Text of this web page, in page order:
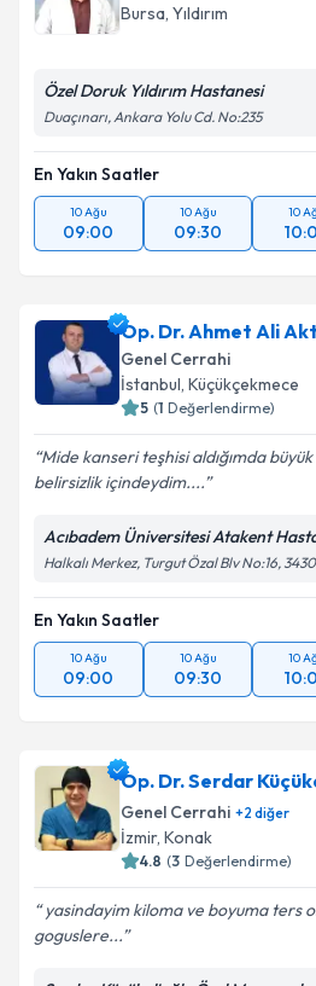
Bursa, Yıldırım
Özel Doruk Yıldırım Hastanesi
Duaçınarı, Ankara Yolu Cd. No:235
En Yakın Saatler
10 Ağu
09:00
10 Ağu
09:30
10
Op. Dr. Ahmet Ali
Genel Cerrahi
İstanbul, Küçükçekmece
5 (1 Değerlendirme)
Mide kanseri teşhisi aldığımda
belirsizlik içindeydim....
Acıbadem Üniversitesi Atakent
Halkalı Merkez, Turgut Özal Blv No:16,
En Yakın Saatler
10 Ağu
09:00
10 Ağu
09:30
10
Op. Dr. Serdar
Genel Cerrahi +2 diğer
İzmir, Konak
4.8 (3 Değerlendirme)
yasindayim kiloma ve boyuma ters
goguslere...